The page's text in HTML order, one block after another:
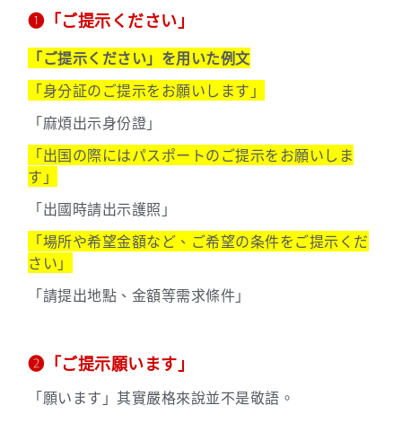
➊「ご提示ください」
「ご提示ください」を用いた例文
「身分証のご提示をお願いします」
「麻煩出示身份證」
「出国の際にはパスポートのご提示をお願いしま
す」
「出國時請出示護照」
「場所や希望金額など、ご希望の条件をご提示くだ
さい」
「請提出地點、金額等需求條件」
➋「ご提示願います」
「願います」其實嚴格來說並不是敬語。